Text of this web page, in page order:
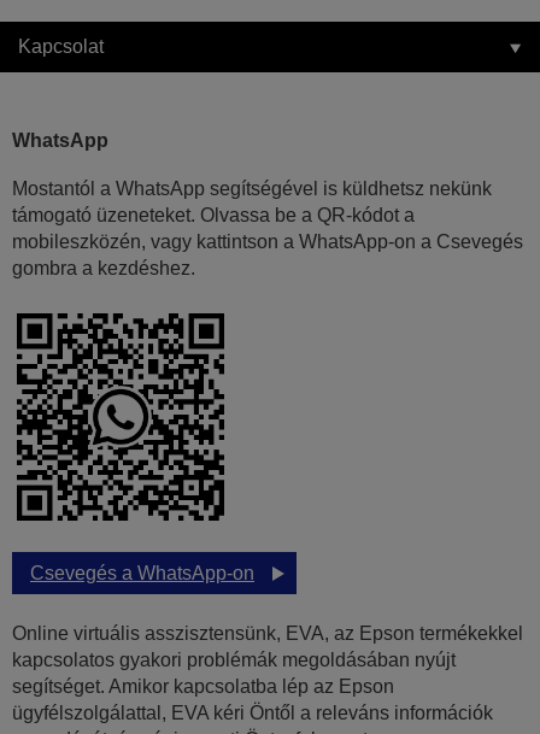
Kapcsolat
WhatsApp
Mostantól a WhatsApp segítségével is küldhetsz nekünk
támogató üzeneteket. Olvassa be a QR-kódot a
mobileszközén, vagy kattintson a WhatsApp-on a Csevegés
gombra a kezdéshez.
Csevegés a WhatsApp-on
Online virtuális asszisztensünk, EVA, az Epson termékekkel
kapcsolatos gyakori problémák megoldásában nyújt
segítséget. Amikor kapcsolatba lép az Epson
ügyfélszolgálattal, EVA kéri Öntől a releváns információk